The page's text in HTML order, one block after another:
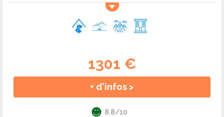
1301 €
+ d'infos >
8.8/10